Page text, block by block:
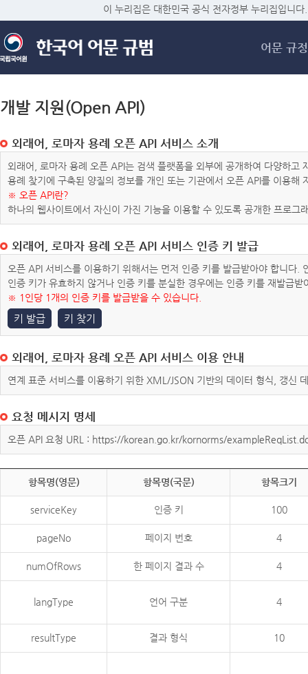
메
이 누리집은 대한민국 공식 전자정부 누리집입니다.
어문 규정
개발 지원(Open API)
외래어, 로마자 용례 오픈 API 서비스 소개
외래어, 로마자 용례 오픈 API는 검색 플랫폼을 외부에 공개하여 다양하
용례 찾기에 구축된 양질의 정보를 개인 또는 기관에서 오픈 API를 이용해
※ 오픈 API란?
하나의 웹사이트에서 자신이 가진 기능을 이용할 수 있도록 공개한 프로그
외래어, 로마자 용례 오픈 API 서비스 인증 키 발급
오픈 API 서비스를 이용하기 위해서는 먼저 인증 키를 발급받아야 합니다
인증 키가 유효하지 않거나 인증 키를 분실한 경우에는 인증 키를 재발급받
※ 1인당 1개의 인증 키를 발급받을 수 있습니다.
키 발급 키 찾기
외래어, 로마자 용례 오픈 API 서비스 이용 안내
연계 표준 서비스를 이용하기 위한 XML/JSON 기반의 데이터 형식, 갱신
요청 메시지 명세
오픈 API 요청 URL : https://korean.go.kr/kornorms/
항목명(영문) 항목명(국문) 항목크기
serviceKey 인증 키 100
pageNo 페이지 번호 4
numOfRows 한 페이지 결과 수 4
langType 언어 구분 4
resultType 결과 형식 10